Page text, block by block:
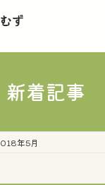
新着記事
年5月